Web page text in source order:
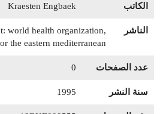
الكاتب Kraesten Engbaek
الناشر
world health organization,
the eastern mediterranean
عدد الصفحات 0
سنة النشر 1995